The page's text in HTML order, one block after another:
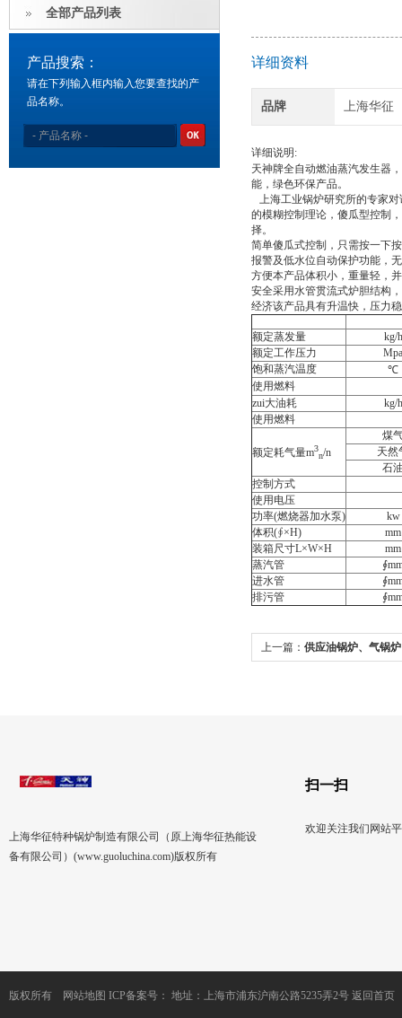
全部产品列表
产品搜索：
请在下列输入框内输入您要查找的产
品名称。
详细资料
品牌 上海华征
详细说明:
天神牌全自动燃油蒸汽发生器
能，绿色环保产品。
上海工业锅炉研究所的专家
的模糊控制理论，傻瓜型控制
择。
简单傻瓜式控制，只需按一下
报警及低水位自动保护功能，
方便本产品体积小，重量轻，
安全采用水管贯流式炉胆结构
经济该产品具有升温快，压力
额定蒸发量
kg/h
额定工作压力
Mpa
饱和蒸汽温度
℃
使用燃料
zui大油耗
kg/h
使用燃料
额定耗气量m3
n/n
煤
天然
石
控制方式
使用电压
功率(燃烧器加水泵)
kw
体积(∮×H)
mm
装箱尺寸L×W×H
mm
蒸汽管
进水管
排污管
上一篇： 供应油锅炉、气锅
上海华征特种锅炉制造有限公司（原上海华征热能设
备有限公司）(www.guoluchina.com)版权所有
扫一扫
欢迎关注我们网站
版权所有 网站地图 ICP备案号： 地址：上海市浦东沪南公路5235弄2号 返回首页